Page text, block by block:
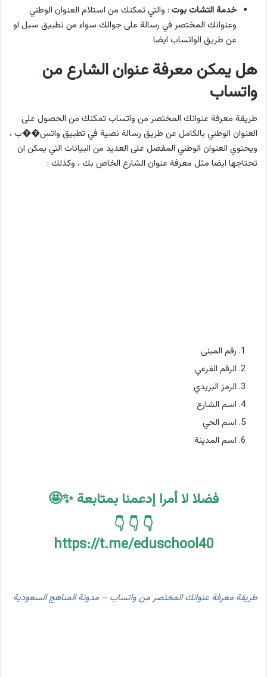
خدمة التشات بوت : والتي تمكنك من استلام العنوان الوطني
وعنوانك المختصر في رسالة على جوالك سواء من تطبيق سبل او
عن طريق الواتساب ايضا
هل يمكن معرفة عنوان الشارع من
واتساب
طريقة معرفة عنوانك المختصر من واتساب تمكنك من الحصول على
العنوان الوطني بالكامل عن طريق رسالة نصية في تطبيق واتس��ب ،
ويحتوي العنوان الوطني المفصل على العديد من البيانات التي يمكن ان
تحتاجها ايضا مثل معرفة عنوان الشارع الخاص بك ، وكذلك :
رقم المبنى
الرقم الفرعي
الرمز البريدي
اسم الشارع
اسم الحي
اسم المدينة
فضلا لا أمرا إدعمنا بمتابعة ✨🤩
👇 👇 👇
https://t.me/eduschool40
طريقة معرفة عنوانك المختصر من واتساب – مدونة المناهج السعودية